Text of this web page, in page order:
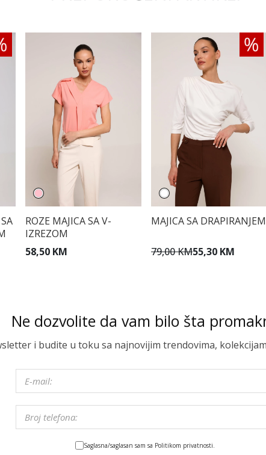
ROZE MAJICA SA V-
IZREZOM
58,50 KM
MAJICA SA DRAPIRANJEM
79,00 KM55,30 KM
Ne dozvolite da vam bilo šta
i budite u toku sa najnovijim trendovima,
Saglasna/saglasan sam sa Politikom privatnosti.